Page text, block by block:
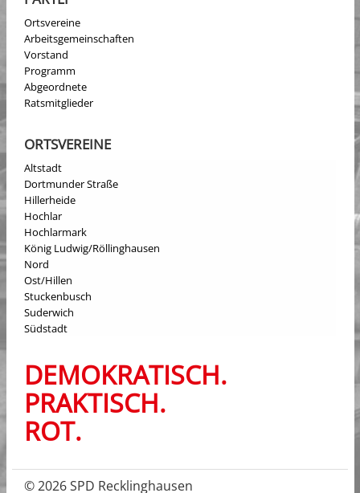
Ortsvereine
Arbeitsgemeinschaften
Vorstand
Programm
Abgeordnete
Ratsmitglieder
ORTSVEREINE
Altstadt
Dortmunder Straße
Hillerheide
Hochlar
Hochlarmark
König Ludwig/Röllinghausen
Nord
Ost/Hillen
Stuckenbusch
Suderwich
Südstadt
DEMOKRATISCH.
PRAKTISCH.
ROT.
© 2026 SPD Recklinghausen